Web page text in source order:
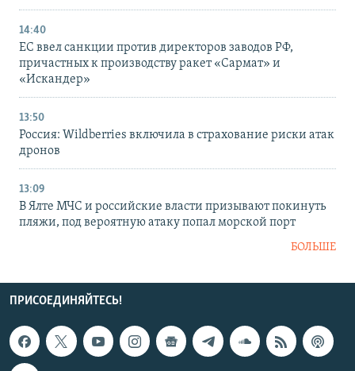
14:40
ЕС ввел санкции против директоров заводов РФ,
причастных к производству ракет «Сармат» и
«Искандер»
13:50
Россия: Wildberries включила в страхование риски атак
дронов
13:09
В Ялте МЧС и российские власти призывают покинуть
пляжи, под вероятную атаку попал морской порт
БОЛЬШЕ
ПРИСОЕДИНЯЙТЕСЬ!